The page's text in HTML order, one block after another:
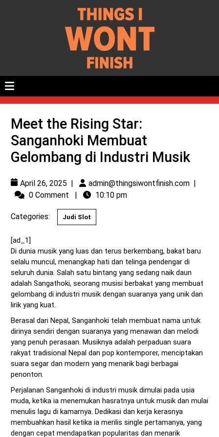
Meet the Rising Star:
Sanganhoki Membuat
Gelombang di Industri Musik
April 26, 2025 | admin@thingsiwontfinish.com |
0 Comment
| 10:10 pm
Categories: Judi Slot
[ad_1]
Di dunia musik yang luas dan terus berkembang, bakat baru
selalu muncul, menangkap hati dan telinga pendengar di
seluruh dunia. Salah satu bintang yang sedang naik daun
adalah Sangathoki, seorang musisi berbakat yang membuat
gelombang di industri musik dengan suaranya yang unik dan
lirik yang kuat.
Berasal dari Nepal, Sanganhoki telah membuat nama untuk
dirinya sendiri dengan suaranya yang menawan dan melodi
yang penuh perasaan. Musiknya adalah perpaduan suara
rakyat tradisional Nepal dan pop kontemporer, menciptakan
suara segar dan modern yang menarik bagi berbagai
penonton.
Perjalanan Sanganhoki di industri musik dimulai pada usia
muda, ketika ia menemukan hasratnya untuk musik dan mulai
menulis lagu di kamarnya. Dedikasi dan kerja kerasnya
membuahkan hasil ketika ia merilis single pertamanya, yang
dengan cepat mendapatkan popularitas dan menarik